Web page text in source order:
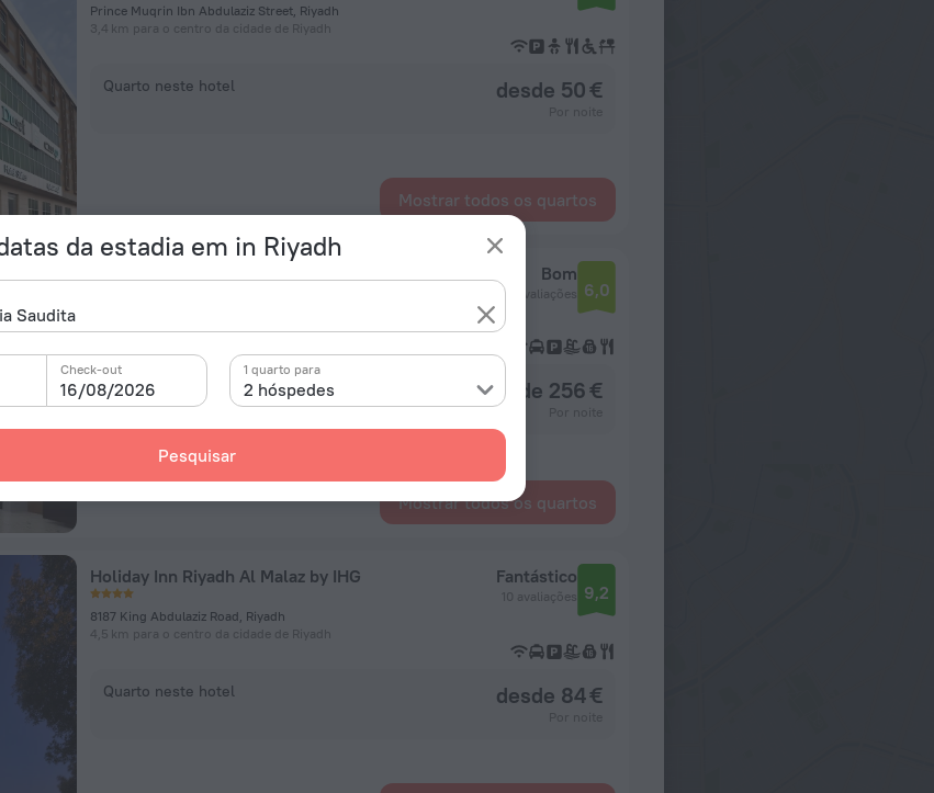
da estadia em in Riyadh
16/08/2026
Check-out
2 hóspedes
1 quarto para
Pesquisar
Prince Muqrin Ibn Abdulaziz Street, Riyadh
3,4 km para o centro da cidade de Riyadh
Quarto neste hotel desde 50 €
Mostrar todos os quartos
Bom
2 avaliações 6,0
Quarto neste hotel desde 256 €
Mostrar todos os quartos
Holiday Inn Riyadh Al Malaz by IHG
8187 King Abdulaziz Road, Riyadh
4,5 km para o centro da cidade de Riyadh
Fantástico
10 avaliações 9,2
Quarto neste hotel desde 84 €